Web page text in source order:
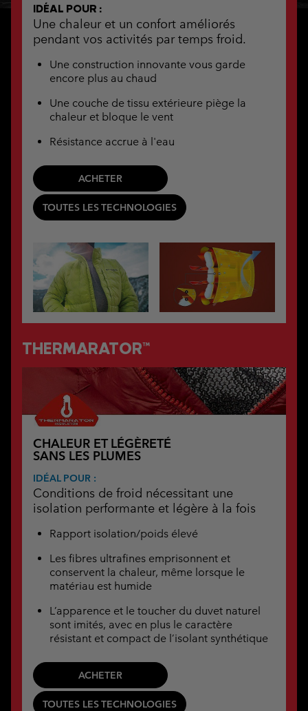
IDÉAL POUR :
Une chaleur et un confort améliorés
pendant vos activités par temps froid.
Une construction innovante vous garde
encore plus au chaud
Une couche de tissu extérieure piège la
chaleur et bloque le vent
Résistance accrue à l'eau
ACHETER
TOUTES LES TECHNOLOGIES
THERMARATOR™
CHALEUR ET LÉGÈRETÉ
SANS LES PLUMES
IDÉAL POUR :
Conditions de froid nécessitant une
isolation performante et légère à la fois
Rapport isolation/poids élevé
Les fibres ultrafines emprisonnent et
conservent la chaleur, même lorsque le
matériau est humide
L’apparence et le toucher du duvet naturel
sont imités, avec en plus le caractère
résistant et compact de l’isolant synthétique
ACHETER
TOUTES LES TECHNOLOGIES